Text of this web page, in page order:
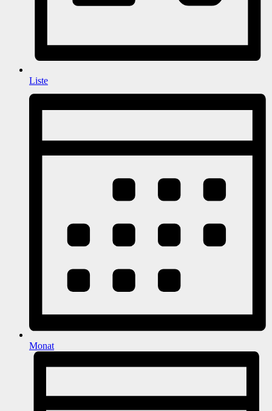
Liste
Monat